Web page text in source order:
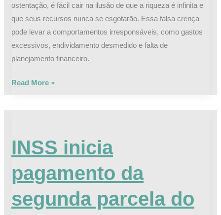
ostentação, é fácil cair na ilusão de que a riqueza é infinita e
que seus recursos nunca se esgotarão. Essa falsa crença
pode levar a comportamentos irresponsáveis, como gastos
excessivos, endividamento desmedido e falta de
planejamento financeiro.
Read More »
INSS inicia
pagamento da
segunda parcela do
pagamento
da
segunda
parcela
do
13º